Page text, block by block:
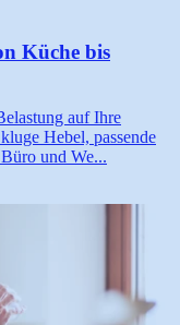
Küche bis
auf Ihre
Hebel, passende
und We...